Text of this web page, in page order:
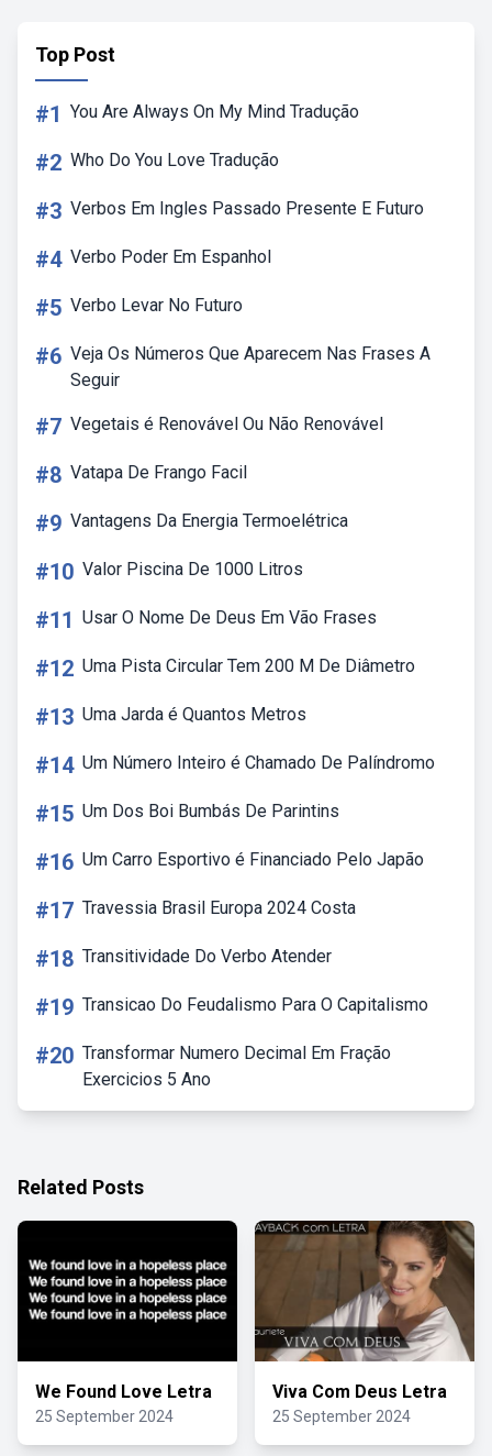
Top Post
#1 You Are Always On My Mind Tradução
#2 Who Do You Love Tradução
#3 Verbos Em Ingles Passado Presente E Futuro
#4 Verbo Poder Em Espanhol
#5 Verbo Levar No Futuro
#6 Veja Os Números Que Aparecem Nas Frases A
Seguir
#7 Vegetais é Renovável Ou Não Renovável
#8 Vatapa De Frango Facil
#9 Vantagens Da Energia Termoelétrica
#10 Valor Piscina De 1000 Litros
#11 Usar O Nome De Deus Em Vão Frases
#12 Uma Pista Circular Tem 200 M De Diâmetro
#13 Uma Jarda é Quantos Metros
#14 Um Número Inteiro é Chamado De Palíndromo
#15 Um Dos Boi Bumbás De Parintins
#16 Um Carro Esportivo é Financiado Pelo Japão
#17 Travessia Brasil Europa 2024 Costa
#18 Transitividade Do Verbo Atender
#19 Transicao Do Feudalismo Para O Capitalismo
#20 Transformar Numero Decimal Em Fração
Exercicios 5 Ano
Related Posts
We Found Love Letra
25 September 2024
Viva Com Deus Letra
25 September 2024